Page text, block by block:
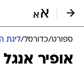
ספורט/כדורסל/ליגת
אופיר